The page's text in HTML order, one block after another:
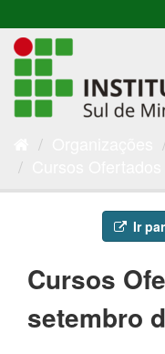
Ir
Cursos
setembro